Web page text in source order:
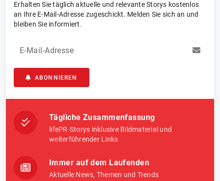
Erhalten Sie täglich aktuelle und relevante Storys kostenlos
an Ihre E-Mail-Adresse zugeschickt. Melden Sie sich an und
bleiben Sie informiert.
E-Mail-Adresse
ABONNIEREN
Tägliche Zusammenfassung
lifePR-Storys inklusive Bildmaterial und
weiterführender Links
Immer auf dem Laufenden
Aktuelle News, Themen und Trends